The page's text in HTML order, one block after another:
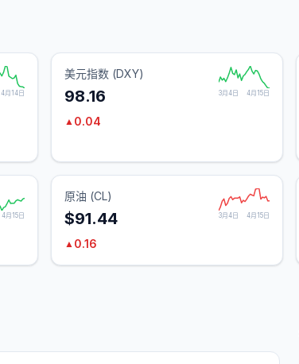
4月14日
美元指数 (DXY)
98.16 3月4日 4月15日
▲ 0.04
4月15日
原油 (CL)
$91.44 3月4日 4月15日
▲ 0.16